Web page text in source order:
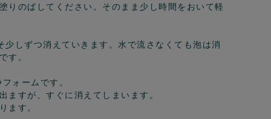
りのばしてください。そのまま少し時間をおいて軽
しずつ消えていきます。水で流さなくても泡は消
す。
ォームです。
すが、すぐに消えてしまいます。
ます。